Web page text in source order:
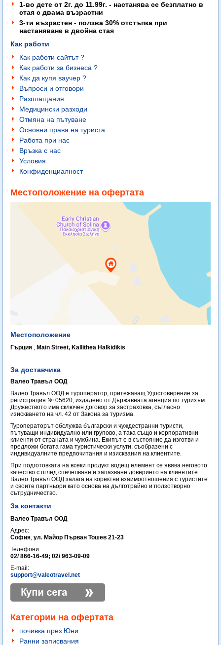
1-во дете от 2г. до 11.99г. - настанява се безплатно в
стая с двама възрастни
3-ти възрастен - ползва 30% отстъпка при
настаняване в двойна стая
Как работи
Как работи сайтът ?
Как работи за бизнеса ?
Как да купя ваучер ?
Въпроси и отговори
Разплащания
Медицински разходи
Отмяна на пътуване
Основни права на туриста
Работа при нас
Връзка с нас
Условия
Конфиденциалност
Местоположение на офертата
Местоположение
Гърция , Main Street, Kallithea Halkidikis
За доставчика
Валео Травъл ООД
Валео Травъл ООД е туроператор, притежаващ Удостоверение за
регистрация № 05620, издадено от Държавната агенция по туризъм.
Дружеството има сключен договор за застраховка, съгласно
изискването на чл. 42 от Закона за туризма.
Туроператорът обслужва български и чуждестранни туристи,
пътуващи индивидуално или групово, а така също и корпоративни
клиенти от страната и чужбина. Екипът е в състояние да изготви и
предложи богата гама туристически услуги, съобразени с
индивидуалните предпочитания и изисквания на клиентите.
При подготовката на всеки продукт водещ елемент се явява неговото
качество с оглед спечелване и запазване доверието на клиентите.
Валео Травъл ООД залага на коректни взаимоотношения с туристите
и своите партньори като основа на дълготрайно и ползотворно
сътрудничество.
За контакти
Валео Травъл ООД
Адрес:
София, ул. Майор Първан Тошев 21-23
Телефони:
02/ 866-16-49; 02/ 963-09-09
E-mail:
support@valeotravel.net
Категории на офертата
почивка през Юни
Ранни записвания